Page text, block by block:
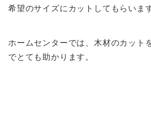
希望のサイズにカットしてもらいま
ホームセンターでは、木材のカット
でとても助かります。